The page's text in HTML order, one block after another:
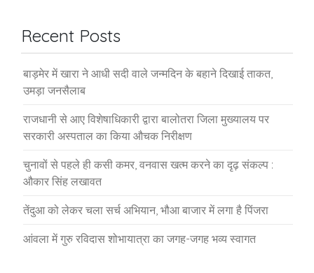
Recent Posts
बाड़मेर में खारा ने आधी सदी वाले जन्मदिन के बहाने दिखाई ताकत,
उमड़ा जनसैलाब
राजधानी से आए विशेषाधिकारी द्वारा बालोतरा जिला मुख्यालय पर
सरकारी अस्पताल का किया औचक निरीक्षण
चुनावों से पहले ही कसी कमर, वनवास खत्म करने का दृढ़ संकल्प :
औकार सिंह लखावत
तेंदुआ को लेकर चला सर्च अभियान, भौआ बाजार में लगा है पिंजरा
आंवला में गुरु रविदास शोभायात्रा का जगह-जगह भव्य स्वागत